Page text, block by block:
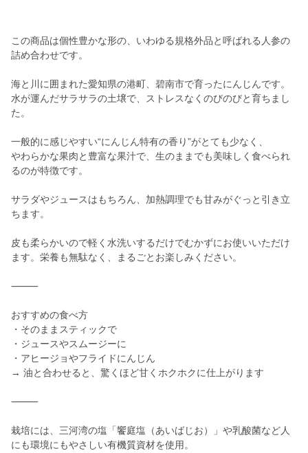
この商品は個性豊かな形の、いわゆる規格外品と呼ばれる人参の
詰め合わせです。
海と川に囲まれた愛知県の港町、碧南市で育ったにんじんです。
水が運んだサラサラの土壌で、ストレスなくのびのびと育ちまし
た。
一般的に感じやすい“にんじん特有の香り”がとても少なく、
やわらかな果肉と豊富な果汁で、生のままでも美味しく食べられ
るのが特徴です。
サラダやジュースはもちろん、加熱調理でも甘みがぐっと引き立
ちます。
皮も柔らかいので軽く水洗いするだけでむかずにお使いいただけ
ます。栄養も無駄なく、まるごとお楽しみください。
⸻
おすすめの食べ方
・そのままスティックで
・ジュースやスムージーに
・アヒージョやフライドにんじん
→ 油と合わせると、驚くほど甘くホクホクに仕上がります
⸻
栽培には、三河湾の塩「饗庭塩（あいばじお）」や乳酸菌など人
にも環境にもやさしい有機質資材を使用。